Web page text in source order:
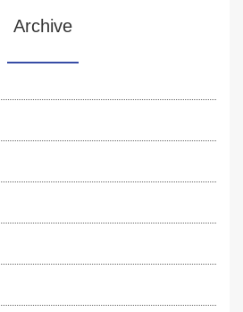
Archive